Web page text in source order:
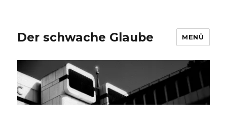
Der schwache Glaube MENÜ